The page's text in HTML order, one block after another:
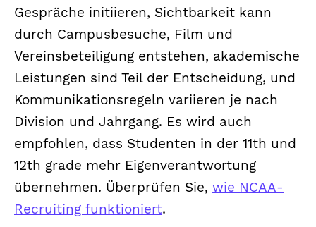
Gespräche initiieren, Sichtbarkeit kann
durch Campusbesuche, Film und
Vereinsbeteiligung entstehen, akademische
Leistungen sind Teil der Entscheidung, und
Kommunikationsregeln variieren je nach
Division und Jahrgang. Es wird auch
empfohlen, dass Studenten in der 11th und
12th grade mehr Eigenverantwortung
übernehmen. Überprüfen Sie, wie NCAA-
Recruiting funktioniert.